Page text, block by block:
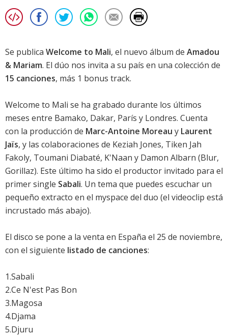
Se publica Welcome to Mali, el nuevo álbum de Amadou
& Mariam. El dúo nos invita a su país en una colección de
15 canciones, más 1 bonus track.
Welcome to Mali se ha grabado durante los últimos
meses entre Bamako, Dakar, París y Londres. Cuenta
con la producción de Marc-Antoine Moreau y Laurent
Jaïs, y las colaboraciones de Keziah Jones, Tiken Jah
Fakoly, Toumani Diabaté, K'Naan y Damon Albarn (Blur,
Gorillaz). Este último ha sido el productor invitado para el
primer single Sabali. Un tema que puedes escuchar un
pequeño extracto en el myspace del duo (el videoclip está
incrustado más abajo).
El disco se pone a la venta en España el 25 de noviembre,
con el siguiente listado de canciones:
1.Sabali
2.Ce N'est Pas Bon
3.Magosa
4.Djama
5.Djuru